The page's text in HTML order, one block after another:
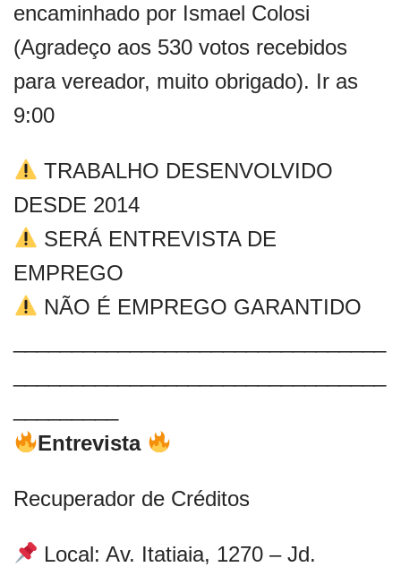
encaminhado por Ismael Colosi
(Agradeço aos 530 votos recebidos
para vereador, muito obrigado). Ir as
9:00
TRABALHO DESENVOLVIDO
DESDE 2014
SERÁ ENTREVISTA DE
EMPREGO
NÃO É EMPREGO GARANTIDO
Entrevista
Recuperador de Créditos
Local: Av. Itatiaia, 1270 – Jd.